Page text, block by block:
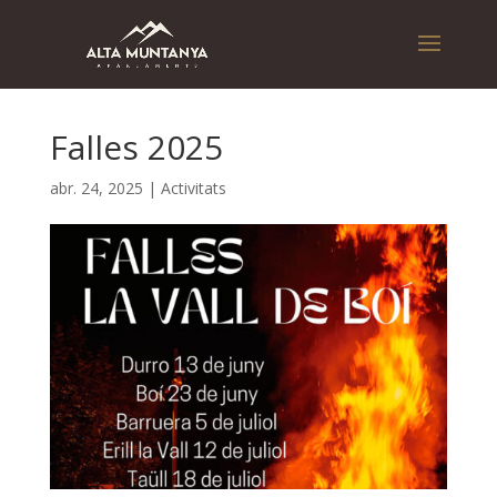
Falles 2025
abr. 24, 2025 | Activitats